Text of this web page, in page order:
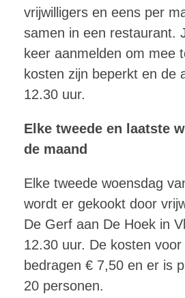
vrijwilligers en eens per
samen in een restaurant.
keer aanmelden om mee
kosten zijn beperkt en de
12.30 uur.
Elke tweede en laatste
de maand
Elke tweede woensdag
wordt er gekookt door
De Gerf aan De Hoek in
12.30 uur. De kosten voor
bedragen € 7,50 en er is
20 personen.